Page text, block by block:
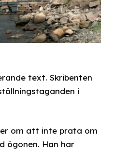
text. Skribenten
i
om att inte prata om
ögonen. Han har